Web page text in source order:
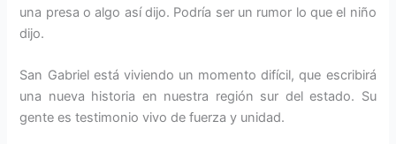
una presa o algo así dijo. Podría ser un rumor lo que el niño
dijo.
San Gabriel está viviendo un momento difícil, que escribirá
una nueva historia en nuestra región sur del estado. Su
gente es testimonio vivo de fuerza y unidad.